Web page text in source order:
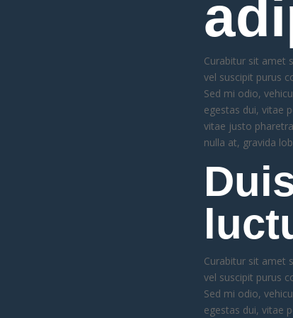
Curabitur sit amet
vel suscipit purus
Sed mi odio,
egestas dui, vitae
vitae justo
nulla at, gravida
Curabitur sit amet
vel suscipit purus
Sed mi odio,
egestas dui, vitae